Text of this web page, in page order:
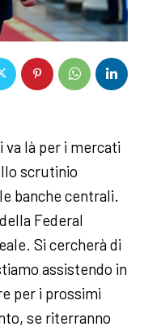
va là per i mercati
scrutinio
banche centrali.
Federal
Si cercherà di
assistendo in
per i prossimi
se riterranno